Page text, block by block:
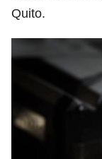
Quito.